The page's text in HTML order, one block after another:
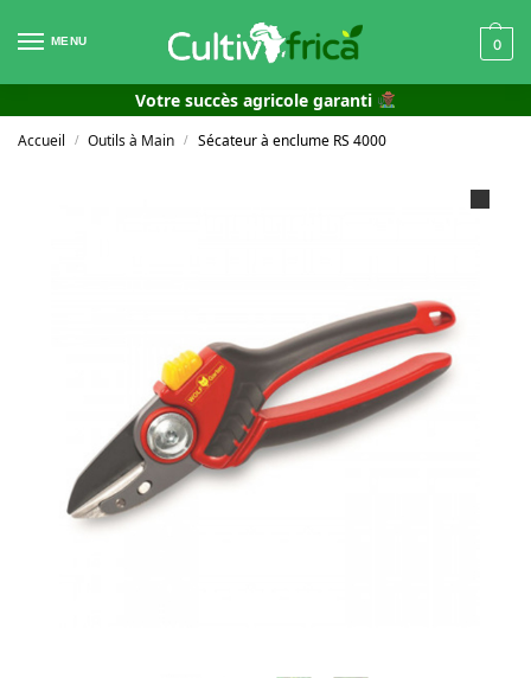
MENU 0
Votre succès agricole garanti
Accueil / Outils à Main / Sécateur à enclume RS 4000